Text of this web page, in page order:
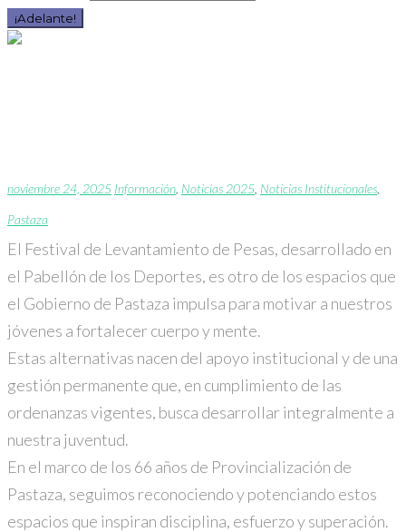
¡Adelante!
noviembre 24, 2025 Información Noticias 2025 Noticias Institucionales
Pastaza
El Festival de Levantamiento de Pesas, desarrollado en
el Pabellón de los Deportes, es otro de los espacios que
el Gobierno de Pastaza impulsa para motivar a nuestros
jóvenes a fortalecer cuerpo y mente.
Estas alternativas nacen del apoyo institucional y de una
gestión permanente que, en cumplimiento de las
ordenanzas vigentes, busca desarrollar integralmente a
nuestra juventud.
En el marco de los 66 años de Provincialización de
Pastaza, seguimos reconociendo y potenciando estos
espacios que inspiran disciplina, esfuerzo y superación.